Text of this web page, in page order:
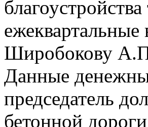
Широбокову
Данные
председатель
бетонной